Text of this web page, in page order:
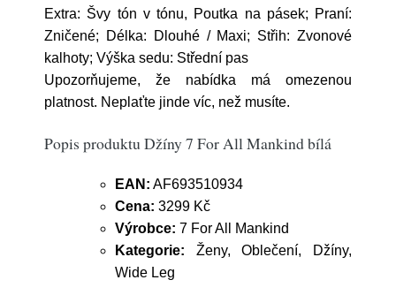
Extra: Švy tón v tónu, Poutka na pásek; Praní:
Zničené; Délka: Dlouhé / Maxi; Střih: Zvonové
kalhoty; Výška sedu: Střední pas
Upozorňujeme, že nabídka má omezenou
platnost. Neplaťte jinde víc, než musíte.
Popis produktu Džíny 7 For All Mankind bílá
EAN: AF693510934
Cena: 3299 Kč
Výrobce: 7 For All Mankind
Kategorie: Ženy, Oblečení, Džíny,
Wide Leg